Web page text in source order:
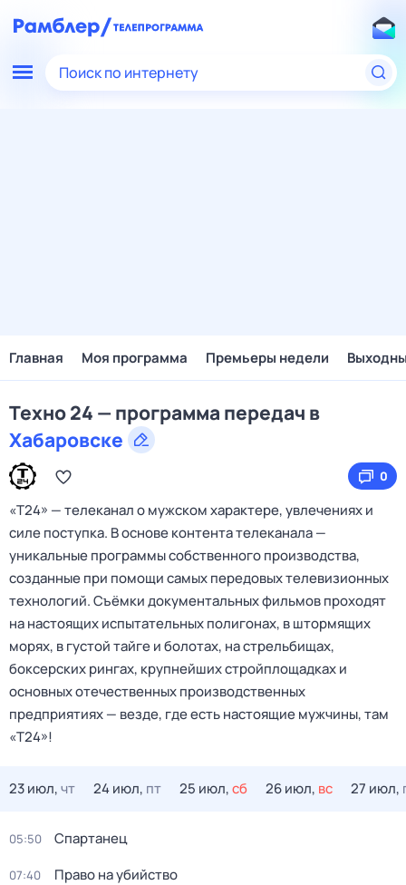
Поиск по интернету
Главная Моя программа Премьеры недели
Техно 24 — программа передач в
Хабаровске
0
«Т24» — телеканал о мужском характере, увлечениях и
силе поступка. В основе контента телеканала —
уникальные программы собственного производства,
созданные при помощи самых передовых телевизионных
технологий. Съёмки документальных фильмов проходят
на настоящих испытательных полигонах, в штормящих
морях, в густой тайге и болотах, на стрельбищах,
боксерских рингах, крупнейших стройплощадках и
основных отечественных производственных
предприятиях — везде, где есть настоящие мужчины, там
«Т24»!
23 июл,чт 24 июл, пт 25 июл,сб 26 июл, вс 27 июл,
05:50 Спартанец
07:40 Право на убийство